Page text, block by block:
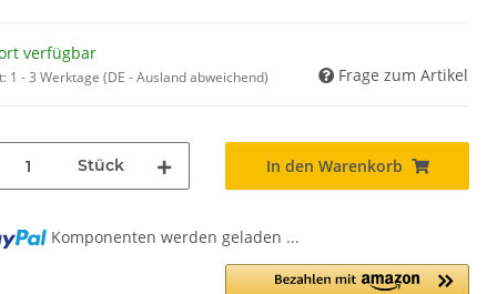
verfügbar
1 - 3 Werktage (DE - Ausland abweichend) Frage zum Artikel
Stück In den Warenkorb
Komponenten werden geladen ...